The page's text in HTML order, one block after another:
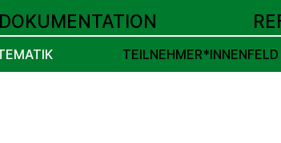
DOKUMENTATION
TEILNEHMER*INNENFELD